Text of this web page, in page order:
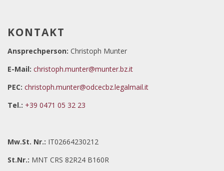
KONTAKT
Ansprechperson: Christoph Munter
E-Mail: christoph.munter@munter.bz.it
PEC: christoph.munter@odcecbz.legalmail.it
Tel.: +39 0471 05 32 23
Mw.St. Nr.: IT02664230212
St.Nr.: MNT CRS 82R24 B160R